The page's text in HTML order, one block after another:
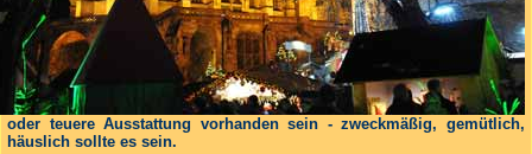
oder teuere Ausstattung vorhanden sein - zweckmäßig, gemütlich,
häuslich sollte es sein.